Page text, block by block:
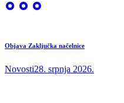
Objava Zaključka načelnice
Novosti28. srpnja 2026.